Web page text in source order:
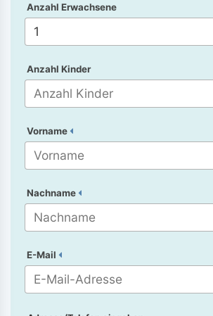
Anzahl Erwachsene
Anzahl Kinder
Vorname
Nachname
E-Mail